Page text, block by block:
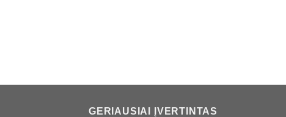
GERIAUSIAI ĮVERTINTAS